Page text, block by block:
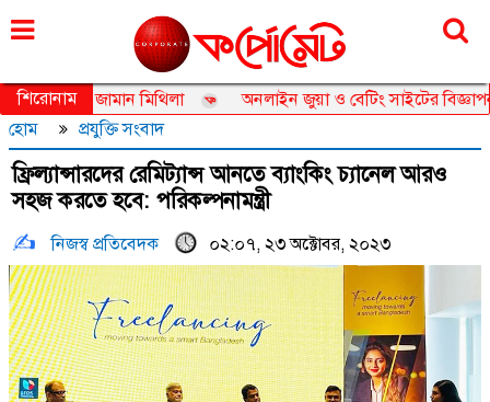
রোববার, ০৯ আগস্ট ২০২৬, ২৫ শ্রাবণ ১৪৩৩
শিরোনাম
তানজিয়া জামান মিথিলা
অনলাইন জুয়া ও বেটিং সাইটের বিজ্ঞাপন
হোম
প্রযুক্তি সংবাদ
ফ্রিল্যান্সারদের রেমিট্যান্স আনতে ব্যাংকিং চ্যানেল আরও
সহজ করতে হবে: পরিকল্পনামন্ত্রী
নিজস্ব প্রতিবেদক ০২:০৭, ২৩ অক্টোবর, ২০২৩